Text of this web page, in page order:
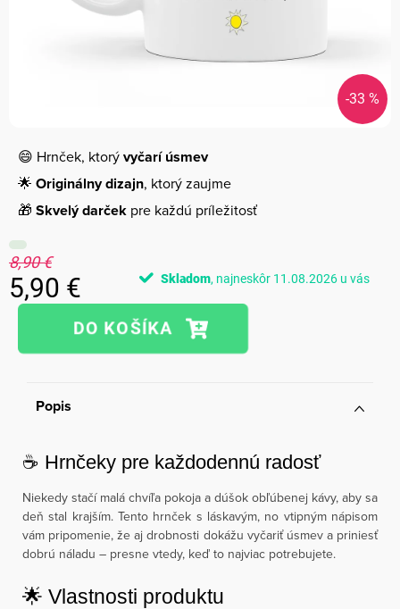
-33 %
😄 Hrnček, ktorývyčarí úsmev
🌟 Originálny dizajn, ktorý zaujme
🎁 Skvelý darček pre každú príležitosť
8,90 €
5,90 €
Jednotková
Skladom 11.08.2026
Popis
☕ Hrnčeky pre každodennú radosť
Niekedy stačí malá chvíľa pokoja a dúšok obľúbenej kávy, aby sa
deň stal krajším. Tento hrnček s láskavým, no vtipným nápisom
vám pripomenie, že aj drobnosti dokážu vyčariť úsmev a priniesť
dobrú náladu – presne vtedy, keď to najviac potrebujete.
🌟 Vlastnosti produktu